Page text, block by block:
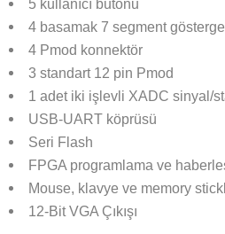
5 kullanıcı butonu
4 basamak 7 segment gösterge
4 Pmod konnektör
3 standart 12 pin Pmod
1 adet iki işlevli XADC sinyal/
USB-UART köprüsü
Seri Flash
FPGA programlama ve
Mouse, klavye ve memory
12-Bit VGA Çıkışı